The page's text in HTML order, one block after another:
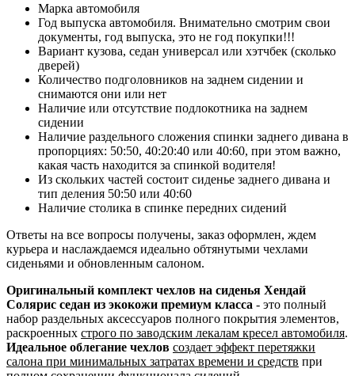
Марка автомобиля
Год выпуска автомобиля. Внимательно смотрим свои
документы, год выпуска, это не год покупки!!!
Вариант кузова, седан универсал или хэтчбек (сколько
дверей)
Количество подголовников на заднем сидении и
снимаются они или нет
Наличие или отсутствие подлокотника на заднем
сидении
Наличие раздельного сложения спинки заднего дивана в
пропорциях: 50:50, 40:20:40 или 40:60, при этом важно,
какая часть находится за спинкой водителя!
Из скольких частей состоит сиденье заднего дивана и
тип деления 50:50 или 40:60
Наличие столика в спинке передних сидений
Ответы на все вопросы получены, заказ оформлен, ждем
курьера и наслаждаемся идеально обтянутыми чехлами
сиденьями и обновленным салоном.
Оригинальный комплект чехлов на сиденья Хендай
Солярис седан из экокожи премиум класса - это полный
набор раздельных аксессуаров полного покрытия элементов,
раскроенных строго по заводским лекалам кресел автомобиля.
Идеальное облегание чехлов создает эффект перетяжки
салона при минимальных затратах времени и средств при